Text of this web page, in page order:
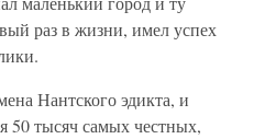
раз в жизни, имел успех
Нантского эдикта, и
тысяч самых честных,